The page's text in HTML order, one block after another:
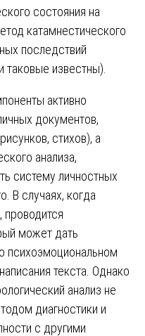
состояния на
катамнестического
последствий
таковые известны).
активно
документов,
стихов), а
анализа,
систему личностных
В случаях, когда
может дать
психоэмоциональном
текста. Однако
анализ не
диагностики и
с другими